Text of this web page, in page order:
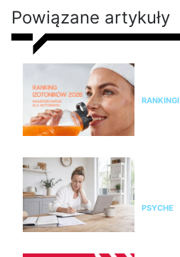
Powiązane artykuły
RANKINGI
PSYCHE